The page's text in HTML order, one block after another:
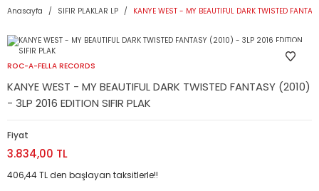
Anasayfa SIFIR PLAKLAR LP KANYE WEST - MY BEAUTIFUL DARK TWISTED
ROC-A-FELLA RECORDS
KANYE WEST - MY BEAUTIFUL DARK TWISTED FANTASY (2010)
- 3LP 2016 EDITION SIFIR PLAK
Fiyat
3.834,00 TL
406,44 TL den başlayan taksitlerle!!